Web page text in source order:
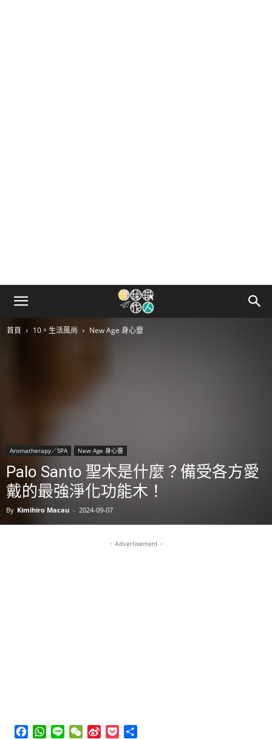
首頁 10。生活風尚 New Age 身心靈
Aromatherapy／SPA New Age 身心靈
Palo Santo 聖木是什麼？備受各方愛
戴的最強淨化功能木！
By Kimihiro Macau - 2024-09-07
- Advertisement -
Facebook
WhatsApp
Line WeChat
Sina
Pocket